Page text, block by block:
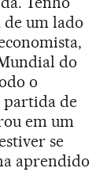
de um lado
do
o
partida de
em um
se
aprendido